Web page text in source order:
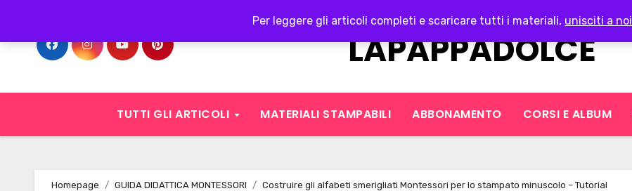
Per leggere gli articoli completi e scaricare tutti i materiali, unisciti a noi
content
LAPAPPADOLCE
TUTTI GLI ARTICOLI MATERIALI STAMPABILI ABBONAMENTO CORSI E ALBUM
Homepage GUIDA DIDATTICA MONTESSORI Costruire gli alfabeti smerigliati Montessori per lo stampato minuscolo – Tutorial